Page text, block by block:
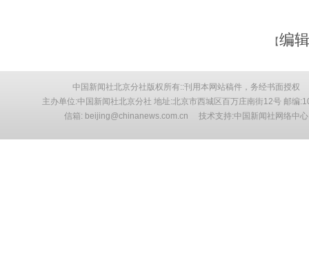
【编
中国新闻社北京分社版权所有::刊用本网站稿件，务经书面授权
主办单位:中国新闻社北京分社 地址:北京市西城区百万庄南街12号 邮编
信箱: beijing@chinanews.com.cn 技术支持:中国新闻社网络中心